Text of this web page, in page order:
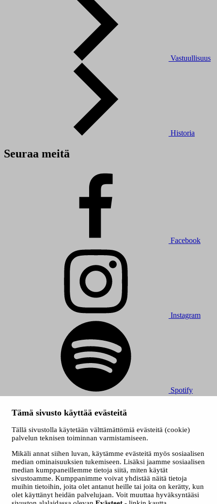
Tämä sivusto käyttää evästeitä
Tällä sivustolla käytetään välttämättömiä evästeitä (cookie)
palvelun teknisen toiminnan varmistamiseen.
Mikäli annat siihen luvan, käytämme evästeitä myös sosiaalisen
median ominaisuuksien tukemiseen. Lisäksi jaamme sosiaalisen
median kumppaneillemme tietoja siitä, miten käytät
sivustoamme. Kumppanimme voivat yhdistää näitä tietoja
muihin tietoihin, joita olet antanut heille tai joita on kerätty, kun
olet käyttänyt heidän palvelujaan. Voit muuttaa hyväksyntääsi
Vastuullisuus
Historia
Seuraa meitä
Facebook
Instagram
Spotify
Kaikki oikeudet muutoksiin pidätetään.
Saavutettavuusseloste
Tietosuojaselosteet